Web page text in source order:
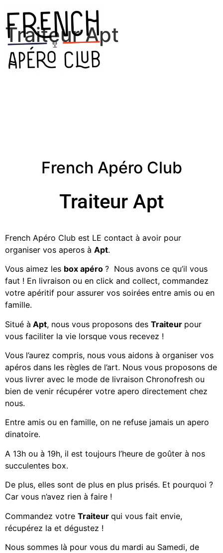
Traiteur Apt
French Apéro Club
Traiteur Apt
French Apéro Club est LE contact à avoir pour
organiser vos aperos à Apt.
Vous aimez les box apéro ? Nous avons ce qu’il vous
faut ! En livraison ou en click and collect, commandez
votre apéritif pour assurer vos soirées entre amis ou en
famille.
Situé à Apt, nous vous proposons des Traiteur pour
vous faciliter la vie lorsque vous recevez !
Vous l’aurez compris, nous vous aidons à organiser vos
apéros dans les règles de l’art. Nous vous proposons de
vous livrer avec le mode de livraison Chronofresh ou
bien de venir récupérer votre apero directement chez
nous.
Entre amis ou en famille, on ne refuse jamais un apero
dinatoire.
A 13h ou à 19h, il est toujours l’heure de goûter à nos
succulentes box.
De plus, elles sont de plus en plus prisés. Et pourquoi ?
Car vous n’avez rien à faire !
Commandez votre Traiteur qui vous fait envie,
récupérez la et dégustez !
Nous sommes là pour vous du mardi au Samedi, de